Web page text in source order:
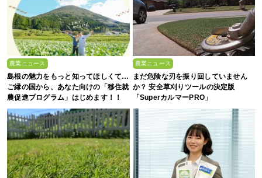
農業ニュース
島根の魅力をもっと知ってほしくて…
ご縁の国から、あなた向けの「移住就
農促進プログラム」はじめます！！
農業ニュース
まだ危険な刃を振り回していません
か？ 安全草刈りツールの決定版
「SuperカルマーPRO」